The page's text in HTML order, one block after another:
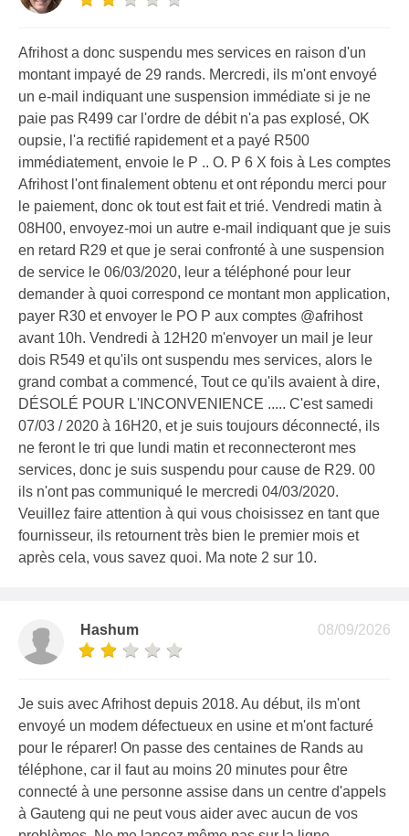
Afrihost a donc suspendu mes services en raison d'un
montant impayé de 29 rands. Mercredi, ils m'ont envoyé
un e-mail indiquant une suspension immédiate si je ne
paie pas R499 car l'ordre de débit n'a pas explosé, OK
oupsie, l'a rectifié rapidement et a payé R500
immédiatement, envoie le P .. O. P 6 X fois à Les comptes
Afrihost l'ont finalement obtenu et ont répondu merci pour
le paiement, donc ok tout est fait et trié. Vendredi matin à
08H00, envoyez-moi un autre e-mail indiquant que je suis
en retard R29 et que je serai confronté à une suspension
de service le 06/03/2020, leur a téléphoné pour leur
demander à quoi correspond ce montant mon application,
payer R30 et envoyer le PO P aux comptes @afrihost
avant 10h. Vendredi à 12H20 m'envoyer un mail je leur
dois R549 et qu'ils ont suspendu mes services, alors le
grand combat a commencé, Tout ce qu'ils avaient à dire,
DÉSOLÉ POUR L'INCONVENIENCE ..... C'est samedi
07/03 / 2020 à 16H20, et je suis toujours déconnecté, ils
ne feront le tri que lundi matin et reconnecteront mes
services, donc je suis suspendu pour cause de R29. 00
ils n'ont pas communiqué le mercredi 04/03/2020.
Veuillez faire attention à qui vous choisissez en tant que
fournisseur, ils retournent très bien le premier mois et
après cela, vous savez quoi. Ma note 2 sur 10.
08/09/2026
Hashum
Je suis avec Afrihost depuis 2018. Au début, ils m'ont
envoyé un modem défectueux en usine et m'ont facturé
pour le réparer! On passe des centaines de Rands au
téléphone, car il faut au moins 20 minutes pour être
connecté à une personne assise dans un centre d'appels
à Gauteng qui ne peut vous aider avec aucun de vos